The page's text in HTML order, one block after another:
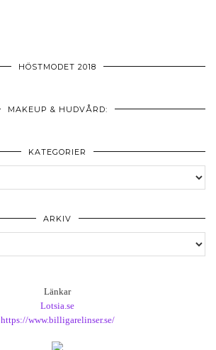
HÖSTMODET 2018
MAKEUP & HUDVÅRD:
KATEGORIER
ARKIV
Länkar
Lotsia.se
https://www.billigarelinser.se/